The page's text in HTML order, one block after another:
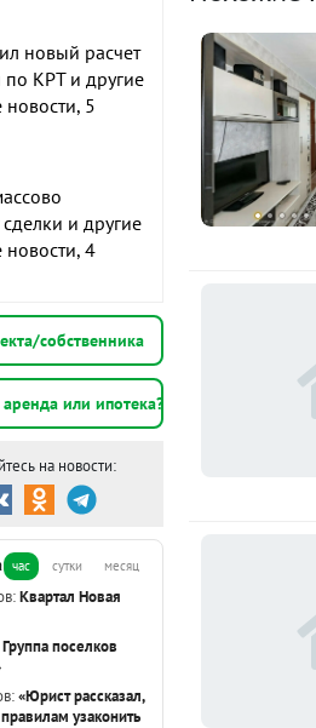
новый расчет
КРТ и другие
5
и другие
4
собственника
или ипотека?
на новости:
час сутки месяц
Квартал Новая
Группа поселков
«Юрист рассказал,
узаконить
Район с
В шаговой
жизни:
· Школа и
· Детская
Хорошая
Расчёт по
70
I
Показать